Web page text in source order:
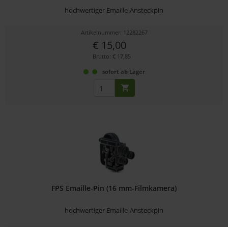
hochwertiger Emaille-Ansteckpin
Artikelnummer: 12282267
€ 15,00
Brutto: € 17,85
sofort ab Lager
FPS Emaille-Pin (16 mm-Filmkamera)
hochwertiger Emaille-Ansteckpin